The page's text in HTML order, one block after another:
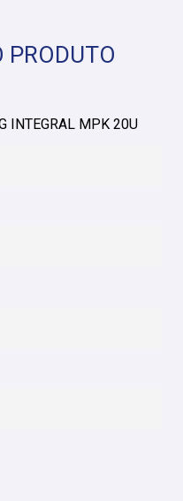
PRODUTO
INTEGRAL MPK 20U